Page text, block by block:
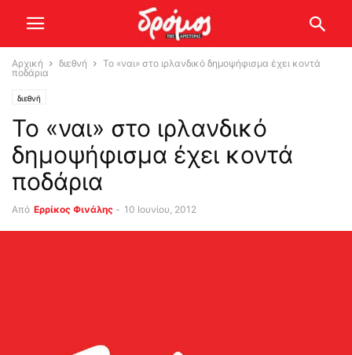
Αρχική διεθνή
Το «ναι» στο ιρλανδικό δημοψήφισμα έχει κοντά
ποδάρια
διεθνή
Το «ναι» στο ιρλανδικό
δημοψήφισμα έχει κοντά
ποδάρια
Από Ερρίκος Φινάλης - 10 Ιουνίου, 2012